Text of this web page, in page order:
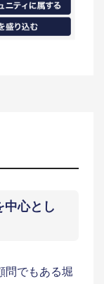
中心とし
問でもある堀